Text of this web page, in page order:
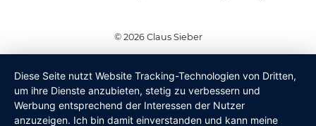
Diese Seite nutzt Website Tracking-Technologien von Dritten,
um ihre Dienste anzubieten, stetig zu verbessern und
Werbung entsprechend der Interessen der Nutzer
anzuzeigen. Ich bin damit einverstanden und kann meine
© 2026 Claus Sieber